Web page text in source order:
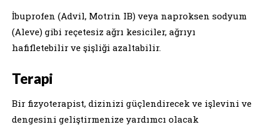
İbuprofen (Advil, Motrin IB) veya naproksen sodyum
(Aleve) gibi reçetesiz ağrı kesiciler, ağrıyı
hafifletebilir ve şişliği azaltabilir.
Terapi
Bir fizyoterapist, dizinizi güçlendirecek ve işlevini ve
dengesini geliştirmenize yardımcı olacak